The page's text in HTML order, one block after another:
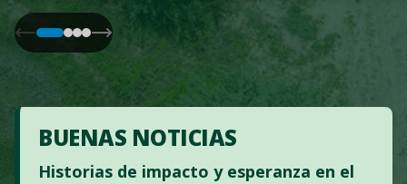
BUENAS NOTICIAS
Historias de impacto y esperanza en el